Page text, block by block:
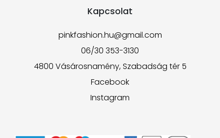
Kapcsolat
pinkfashion.hu@gmail.com
06/30 353-3130
4800 Vásárosnamény, Szabadság tér 5
Facebook
Instagram